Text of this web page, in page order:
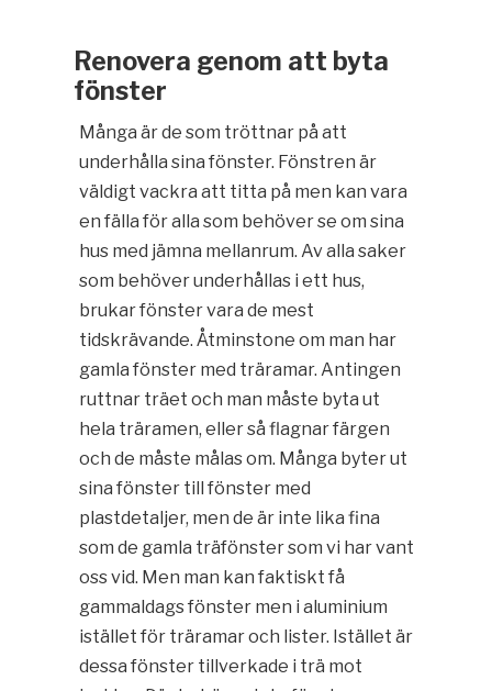
Renovera genom att byta
fönster
Många är de som tröttnar på att
underhålla sina fönster. Fönstren är
väldigt vackra att titta på men kan vara
en fälla för alla som behöver se om sina
hus med jämna mellanrum. Av alla saker
som behöver underhållas i ett hus,
brukar fönster vara de mest
tidskrävande. Åtminstone om man har
gamla fönster med träramar. Antingen
ruttnar träet och man måste byta ut
hela träramen, eller så flagnar färgen
och de måste målas om. Många byter ut
sina fönster till fönster med
plastdetaljer, men de är inte lika fina
som de gamla träfönster som vi har vant
oss vid. Men man kan faktiskt få
gammaldags fönster men i aluminium
istället för träramar och lister. Istället är
dessa fönster tillverkade i trä mot